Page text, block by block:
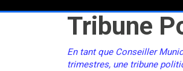
Tribune
En tant que Conseiller
trimestres, une tribune